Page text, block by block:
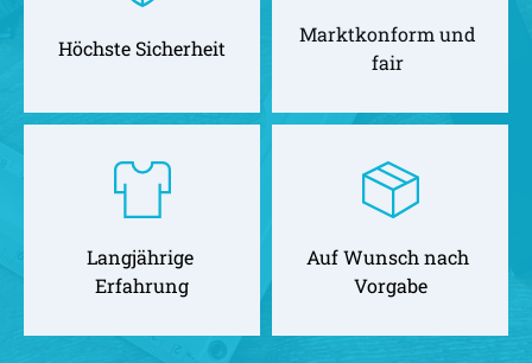
Höchste Sicherheit
Marktkonform und
fair
Langjährige
Erfahrung
Auf Wunsch nach
Vorgabe